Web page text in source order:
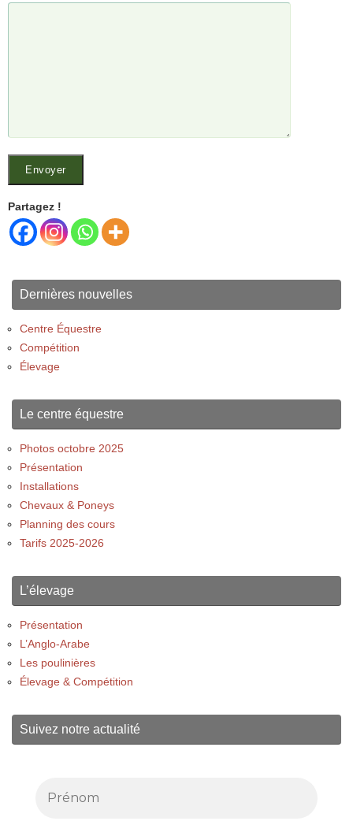
Partagez !
Dernières nouvelles
Centre Équestre
Compétition
Élevage
Le centre équestre
Photos octobre 2025
Présentation
Installations
Chevaux & Poneys
Planning des cours
Tarifs 2025-2026
L’élevage
Présentation
L’Anglo-Arabe
Les poulinières
Élevage & Compétition
Suivez notre actualité